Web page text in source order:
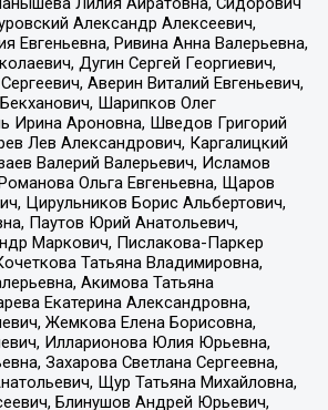
Александр Алексеевич,
Евгеньевна, Ривина Анна Валерьевна,
Дугин Сергей Георгиевич,
Аверин Виталий Евгеньевич,
Шарипков Олег
Ирина Ароновна, Шведов Григорий
Лев Александрович, Каргалицкий
Валерий Валерьевич, Исламов
Ольга Евгеньевна, Щаров
Цирульников Борис Альбертович,
Паутов Юрий Анатольевич,
Маркович, Пислакова-Паркер
Татьяна Владимировна,
Акимова Татьяна
Екатерина Александровна,
Жемкова Елена Борисовна,
Илларионова Юлия Юрьевна,
Захарова Светлана Сергеевна,
Щур Татьяна Михайловна,
Блинушов Андрей Юрьевич,